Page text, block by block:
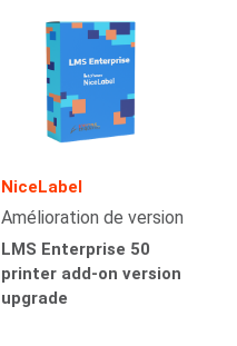
NiceLabel
Amélioration de version
LMS Enterprise 50
printer add-on version
upgrade